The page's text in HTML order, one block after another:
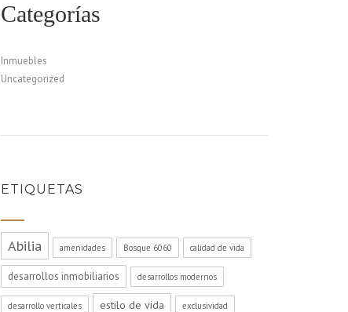
Categorías
Inmuebles
Uncategorized
ETIQUETAS
Abilia amenidades Bosque 6060 calidad de vida
desarrollos inmobiliarios desarrollos modernos
desarrollo verticales estilo de vida exclusividad